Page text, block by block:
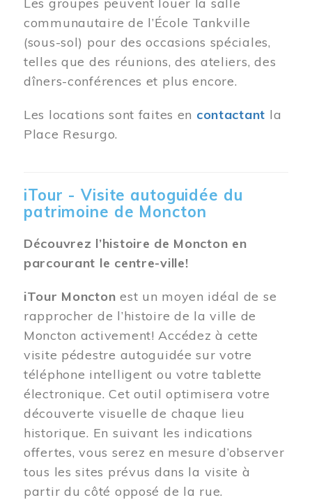
communautaire de l’École Tankville
(sous-sol) pour des occasions spéciales,
telles que des réunions, des ateliers, des
dîners-conférences et plus encore.
Les locations sont faites en contactant la
Place Resurgo.
iTour - Visite autoguidée du
patrimoine de Moncton
Découvrez l’histoire de Moncton en
parcourant le centre-ville!
iTour Moncton est un moyen idéal de se
rapprocher de l’histoire de la ville de
Moncton activement! Accédez à cette
visite pédestre autoguidée sur votre
téléphone intelligent ou votre tablette
électronique. Cet outil optimisera votre
découverte visuelle de chaque lieu
historique. En suivant les indications
offertes, vous serez en mesure d’observer
tous les sites prévus dans la visite à
partir du côté opposé de la rue.